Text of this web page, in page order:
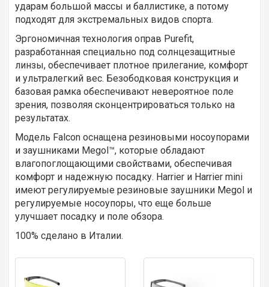
ударам большой массы и баллистике, а потому
подходят для экстремальных видов спорта.
Эргономичная технология оправ Purefit,
разработанная специально под солнцезащитные
линзы, обеспечивает плотное прилегание, комфорт
и ультралегкий вес. Безободковая конструкция и
базовая рамка обеспечивают невероятное поле
зрения, позволяя сконцентрироваться только на
результатах.
Модель Falcon оснащена резиновыми носоупорами
и заушниками Megol™, которые обладают
влагопоглощающими свойствами, обеспечивая
комфорт и надежную посадку. Harrier и Harrier mini
имеют регулируемые резиновые заушники Megol и
регулируемые носоупоры, что еще больше
улучшает посадку и поле обзора.
100% сделано в Италии.